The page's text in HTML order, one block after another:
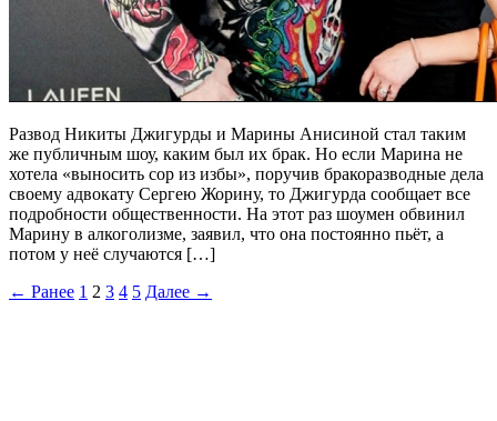
Развод Никиты Джигурды и Марины Анисиной стал таким
же публичным шоу, каким был их брак. Но если Марина не
хотела «выносить сор из избы», поручив бракоразводные дела
своему адвокату Сергею Жорину, то Джигурда сообщает все
подробности общественности. На этот раз шоумен обвинил
Марину в алкоголизме, заявил, что она постоянно пьёт, а
потом у неё случаются […]
← Ранее 1 2 3 4 5 Далее →